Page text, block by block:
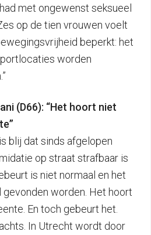
met ongewenst seksueel
op de tien vrouwen voelt
beperkt: het
worden
(D66): “Het hoort niet
blij dat sinds afgelopen
op straat strafbaar is
is niet normaal en het
gevonden worden. Het hoort
En toch gebeurt het.
In Utrecht wordt door